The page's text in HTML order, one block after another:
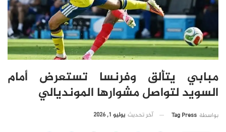
مبابي يتألق وفرنسا تستعرض أمام
السويد لتواصل مشوارها المونديالي
بواسطة Tag Press آخر تحديث يوليو 1, 2026